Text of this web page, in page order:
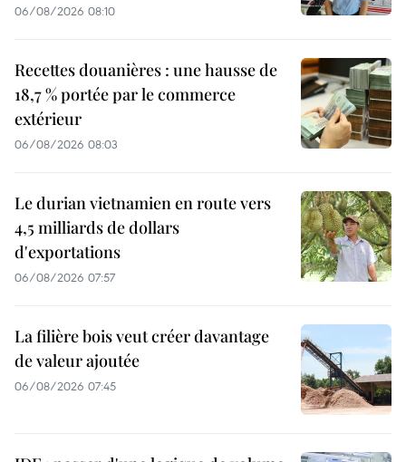
06/08/2026 08:10
Recettes douanières : une hausse de
18,7 % portée par le commerce
extérieur
06/08/2026 08:03
Le durian vietnamien en route vers
4,5 milliards de dollars
d'exportations
06/08/2026 07:57
La filière bois veut créer davantage
de valeur ajoutée
06/08/2026 07:45